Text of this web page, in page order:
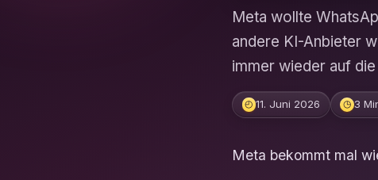
Meta wollte
andere KI-Anbieter
immer wieder auf
◴ 11. Juni 2026 ◷ 3
Meta bekommt mal